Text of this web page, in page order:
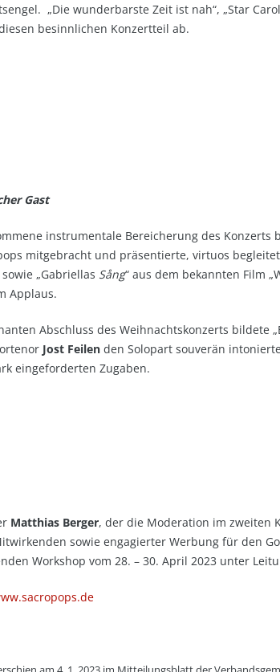
„Die wunderbarste Zeit ist nah“, „Star
besinnlichen Konzertteil ab.
Gast
instrumentale Bereicherung des Konzerts
mitgebracht und präsentierte, virtuos
sowie „Gabriellas Sång“ aus dem bekannten Film
Applaus.
Abschluss des Weihnachtskonzerts bildete
Jost Feilen den Solopart souverän
eingeforderten Zugaben.
Matthias Berger, der die Moderation im zweiten
sowie engagierter Werbung für den
Workshop vom 28. – 30. April 2023 unter